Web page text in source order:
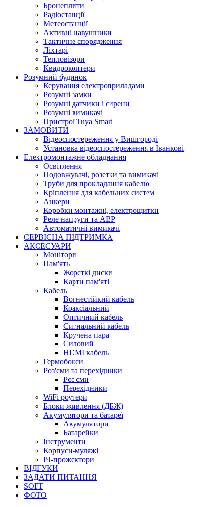
Бронеплити
Радіостанції
Метеостанції
Активні навушники
Тактичне спорядження
Ліхтарі
Тепловізори
Квадрокоптери
Розумний будинок
Керування електроприладами
Розумні замки
Розумні датчики і сирени
Розумні вимикачі
Пристрої Tuya Smart
ЗАМОВИТИ
Відеоспостереження у Вишгороді
Установка відеоспостереження в Іванкові
Електромонтажне обладнання
Освітлення
Подовжувачі, розетки та вимикачі
Труби для прокладання кабелю
Кріплення для кабельних систем
Анкери
Коробки монтажні, електрощитки
Реле напруги та АВР
Автоматичні вимикачі
СЕРВІСНА ПІДТРИМКА
АКСЕСУАРИ
Монітори
Пам'ять
Жорсткі диски
Карти пам'яті
Кабель
Вогнестійкий кабель
Коаксіальний
Оптичний кабель
Сигнальний кабель
Кручена пара
Силовий
HDMI кабель
Гермобокси
Роз'єми та перехідники
Роз'єми
Перехідники
WiFi роутери
Блоки живлення (ДБЖ)
Акумулятори та батареї
Акумулятори
Батарейки
Інструменти
Корпуси-муляжі
ІЧ-прожектори
ВІДГУКИ
ЗАДАТИ ПИТАННЯ
SOFT
ФОТО